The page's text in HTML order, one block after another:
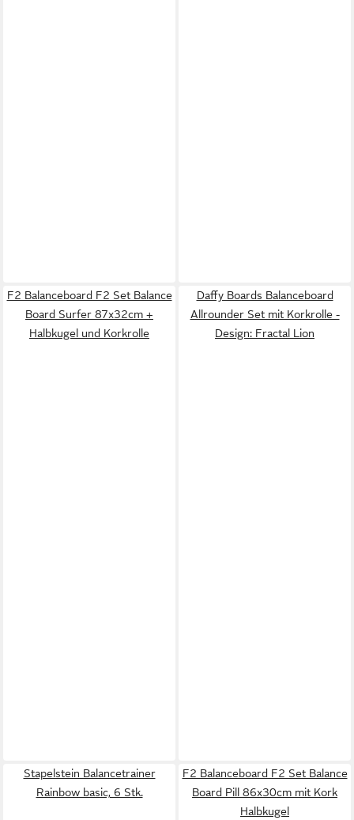
F2 Balanceboard F2 Set Balance
Board Surfer 87x32cm +
Halbkugel und Korkrolle
Daffy Boards Balanceboard
Allrounder Set mit Korkrolle -
Design: Fractal Lion
Stapelstein Balancetrainer
Rainbow basic, 6 Stk.
F2 Balanceboard F2 Set Balance
Board Pill 86x30cm mit Kork
Halbkugel